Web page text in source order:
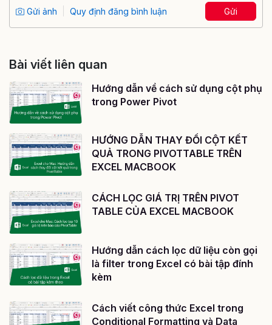
Gửi ảnh Quy định đăng bình luận Gửi
Bài viết liên quan
Hướng dẫn về cách sử dụng cột phụ
trong Power Pivot
HƯỚNG DẪN THAY ĐỔI CỘT KẾT
QUẢ TRONG PIVOTTABLE TRÊN
EXCEL MACBOOK
CÁCH LỌC GIÁ TRỊ TRÊN PIVOT
TABLE CỦA EXCEL MACBOOK
Hướng dẫn cách lọc dữ liệu còn gọi
là filter trong Excel có bài tập đính
kèm
Cách viết công thức Excel trong
Conditional Formatting và Data